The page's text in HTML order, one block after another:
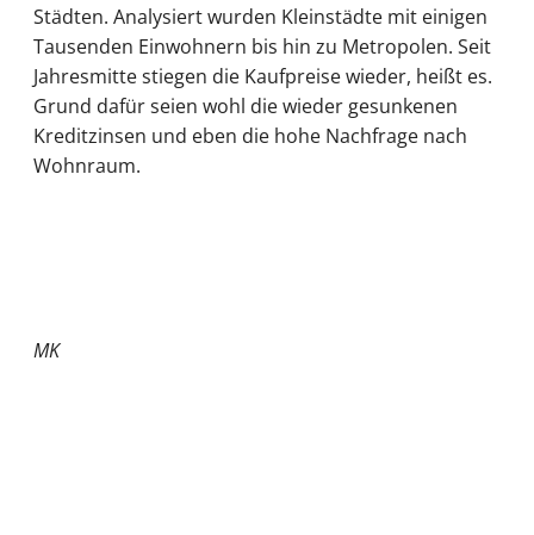
Städten. Analysiert wurden Kleinstädte mit einigen
Tausenden Einwohnern bis hin zu Metropolen. Seit
Jahresmitte stiegen die Kaufpreise wieder, heißt es.
Grund dafür seien wohl die wieder gesunkenen
Kreditzinsen und eben die hohe Nachfrage nach
Wohnraum.
MK